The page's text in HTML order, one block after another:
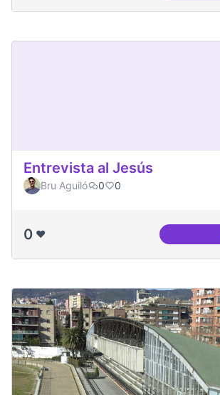
Entrevista al Jesús
Bru Aguiló 0 0
0 ❤️